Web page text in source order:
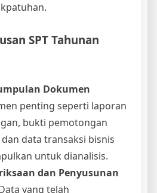
SPT Tahunan
Dokumen
penting seperti laporan
bukti pemotongan
dan data transaksi bisnis
untuk dianalisis.
dan Penyusunan
yang telah